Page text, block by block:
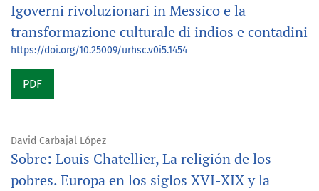
Igoverni rivoluzionari in Messico e la
transformazione culturale di indios e contadini
https://doi.org/10.25009/urhsc.v0i5.1454
PDF
David Carbajal López
Sobre: Louis Chatellier, La religión de los
pobres. Europa en los siglos XVI-XIX y la